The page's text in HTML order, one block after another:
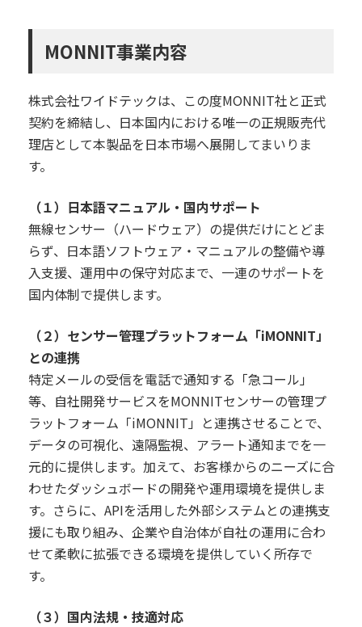
MONNIT事業内容
株式会社ワイドテックは、この度MONNIT社と正式
契約を締結し、日本国内における唯一の正規販売代
理店として本製品を日本市場へ展開してまいりま
す。
（１）日本語マニュアル・国内サポート
無線センサー（ハードウェア）の提供だけにとどま
らず、日本語ソフトウェア・マニュアルの整備や導
入支援、運用中の保守対応まで、一連のサポートを
国内体制で提供します。
（２）センサー管理プラットフォーム「iMONNIT」
との連携
特定メールの受信を電話で通知する「急コール」
等、自社開発サービスをMONNITセンサーの管理プ
ラットフォーム「iMONNIT」と連携させることで、
データの可視化、遠隔監視、アラート通知までを一
元的に提供します。加えて、お客様からのニーズに合
わせたダッシュボードの開発や運用環境を提供しま
す。さらに、APIを活用した外部システムとの連携支
援にも取り組み、企業や自治体が自社の運用に合わ
せて柔軟に拡張できる環境を提供していく所存で
す。
（３）国内法規・技適対応